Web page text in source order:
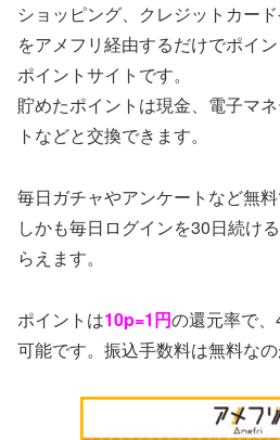
ショッピング、クレジットカー
をアメフリ経由するだけでポイ
ポイントサイトです。
貯めたポイントは現金、電子マ
トなどと交換できます。
毎日ガチャやアンケートなど無料
しかも毎日ログインを30日続け
らえます。
ポイントは10p=1円の還元率で
可能です。振込手数料は無料なの